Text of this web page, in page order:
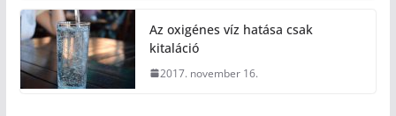
Az oxigénes víz hatása csak
kitaláció
2017. november 16.